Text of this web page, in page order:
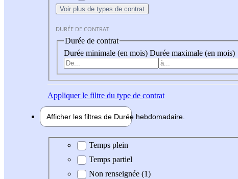
Voir plus de types de contrat
DURÉE DE CONTRAT
Durée de contrat
Durée minimale (en mois) Durée maximale (en mois)
Appliquerle filtre du type de contrat
Afficher les filtres de Durée hebdomadaire
Durée hebdomadaire
Temps plein
Temps partiel
Non renseignée (1)